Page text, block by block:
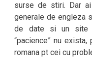
surse de stiri. Dar
generale de engleza
de date si un site
“pacience” nu exista,
romana pt cei cu